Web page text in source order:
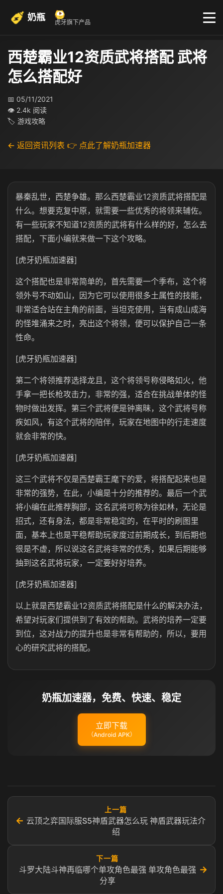
奶瓶 虎牙旗下产品
西楚霸业12资质武将搭配 武将
怎么搭配好
📅 05/11/2021
👁 2.4k 阅读
🏷 游戏攻略
← 返回资讯列表 👉 点此了解奶瓶加速器
暴秦乱世，西楚争雄。那么西楚霸业12资质武将搭配是
什么。想要克复中原，就需要一些优秀的将领来辅佐。
有一些玩家不知道12资质的武将有什么样的好，怎么去
搭配，下面小编就来做一下这个攻略。
[虎牙奶瓶加速器]
这个搭配也是非常简单的，首先需要一个季布，这个将
领外号不动如山，因为它可以使用很多土属性的技能，
非常适合站在主角的前面，当坦克使用，当有成山成海
的怪堆涌来之时，亮出这个将领，便可以保护自己一条
性命。
[虎牙奶瓶加速器]
第二个将领推荐选择龙且，这个将领号称侵略如火，他
手拿一把长枪攻击力，非常的强，适合在挑战单体的怪
物时做出发挥。第三个武将便是钟离昧，这个武将号称
疾如风，有这个武将的陪伴，玩家在地图中的行走速度
就会非常的快。
[虎牙奶瓶加速器]
这三个武将不仅是西楚霸王麾下的爱，将搭配起来也是
非常的强势，在此，小编是十分的推荐的。最后一个武
将小编在此推荐胸部，这名武将可称为徐如林，无论是
招式，还有身法，都是非常稳定的，在平时的刷图里
面，基本上也是平稳帮助玩家度过前期成长，到后期也
很是不虚，所以说这名武将非常的优秀，如果后期能够
抽到这名武将玩家，一定要好好培养。
[虎牙奶瓶加速器]
以上就是西楚霸业12资质武将搭配是什么的解决办法，
希望对玩家们提供到了有效的帮助。武将的培养一定要
到位，这对战力的提升也是非常有帮助的，所以，要用
心的研究武将的搭配。
奶瓶加速器，免费、快速、稳定
立即下载
（Android APK）
←
上一篇
云顶之弈国际服S5神盾武器怎么玩 神盾武器玩法介
绍
下一篇
斗罗大陆斗神再临哪个单攻角色最强 单攻角色最强
分享
→